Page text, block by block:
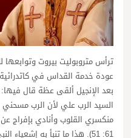
ترأس متروبوليت بيروت وتوابعها
عودة خدمة القداس في
بعد الإنجيل ألقى عظة قال
السيد الرب علي لأن الرب مسحني
منكسري القلوب وأنادي بإفراج
61: 51). هذا ما تنبأ به